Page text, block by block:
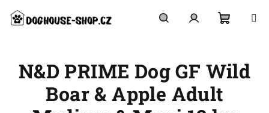
obsah
košík
N&D PRIME Dog GF Wild
Boar & Apple Adult